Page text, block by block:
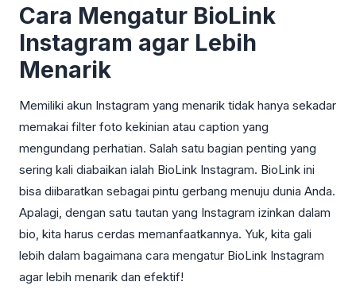
Cara Mengatur BioLink
Instagram agar Lebih
Menarik
Memiliki akun Instagram yang menarik tidak hanya sekadar
memakai filter foto kekinian atau caption yang
mengundang perhatian. Salah satu bagian penting yang
sering kali diabaikan ialah BioLink Instagram. BioLink ini
bisa diibaratkan sebagai pintu gerbang menuju dunia Anda.
Apalagi, dengan satu tautan yang Instagram izinkan dalam
bio, kita harus cerdas memanfaatkannya. Yuk, kita gali
lebih dalam bagaimana cara mengatur BioLink Instagram
agar lebih menarik dan efektif!